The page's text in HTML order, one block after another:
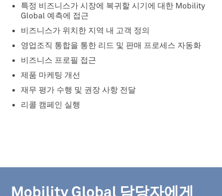
특정 비즈니스가 시장에 복귀할 시기에 대한 Mobility
Global 예측에 접근
비즈니스가 위치한 지역 내 고객 정의
영업조직 통합을 통한 리드 및 판매 프로세스 자동화
비즈니스 프로필 접근
제품 마케팅 개선
재무 평가 수행 및 권장 사항 전달
리콜 캠페인 실행
Mobility Global 담당자에게